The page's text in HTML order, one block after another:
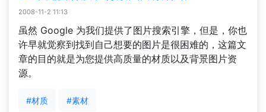
2008-11-2 11:13
虽然 Google 为我们提供了图片搜索引擎，但是，你也
许早就觉察到找到自己想要的图片是很困难的，这篇文
章的目的就是为您提供高质量的材质以及背景图片资
源。
#材质 #素材